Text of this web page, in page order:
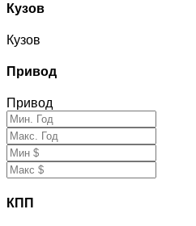
Кузов
Кузов
Привод
Привод
КПП